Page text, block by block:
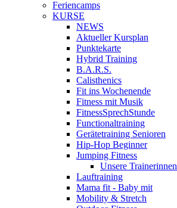
Feriencamps
KURSE
NEWS
Aktueller Kursplan
Punktekarte
Hybrid Training
B.A.R.S.
Calisthenics
Fit ins Wochenende
Fitness mit Musik
FitnessSprechStunde
Functionaltraining
Gerätetraining Senioren
Hip-Hop Beginner
Jumping Fitness
Unsere Trainerinnen
Lauftraining
Mama fit - Baby mit
Mobility & Stretch